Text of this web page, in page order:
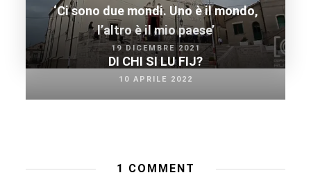
‘Ci sono due mondi. Uno è il mondo,
l’altro è il mio paese’
19 DICEMBRE 2021
DI CHI SI LU FIJ?
10 APRILE 2022
1 COMMENT